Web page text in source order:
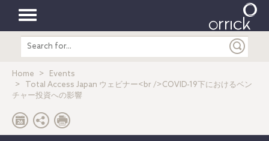
Toggle
navigation
Search
entire
Home
Events
Total Access Japan ウェビナー<br />COVID-19下におけるベン
チャー投資への影響